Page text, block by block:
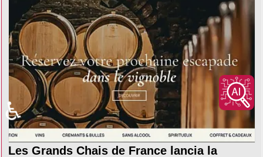
Les Grands Chais de France lancia la